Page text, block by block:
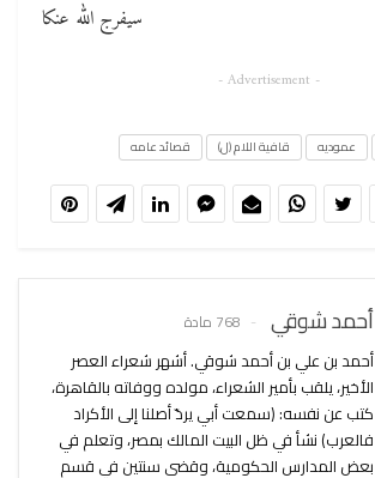
سيفرج الله عنكا
- Advertisement -
عموديه قافية اللام (ل) قصائد عامه
أحمد شوقي 768 مادة
أحمد بن علي بن أحمد شوقي. أشهر شعراء العصر
الأخير، يلقب بأمير الشعراء، مولده ووفاته بالقاهرة،
كتب عن نفسه: (سمعت أبي يردّ أصلنا إلى الأكراد
فالعرب) نشأ في ظل البيت المالك بمصر، وتعلم في
بعض المدارس الحكومية، وقضى سنتين في قسم